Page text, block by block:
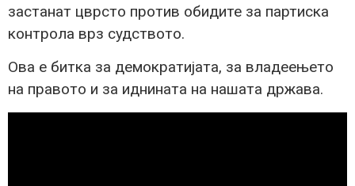
застанат цврсто против обидите за партиска
контрола врз судството.
Ова е битка за демократијата, за владеењето
на правото и за иднината на нашата држава.